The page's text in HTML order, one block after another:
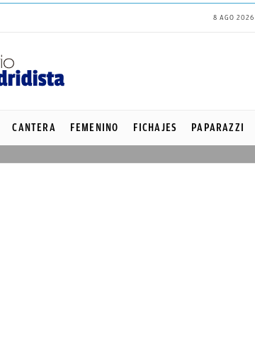
8 AGO 2026
CANTERA FEMENINO FICHAJES PAPARAZZI